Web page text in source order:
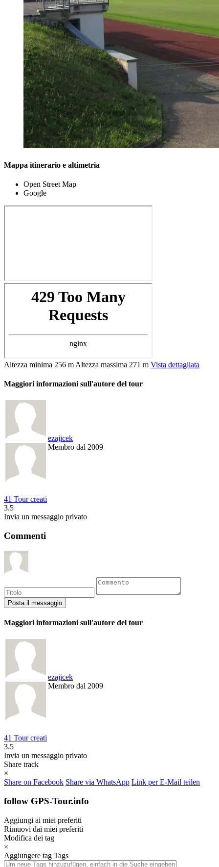
Mappa itinerario e altimetria
Open Street Map
Google
Altezza minima 256 m Altezza massima 271 m Vista dettagliata
Maggiori informazioni sull'autore del tour
ezajicek
Membro dal 2009
41 Tour creati
3.5
Invia un messaggio privato
Commenti
Maggiori informazioni sull'autore del tour
ezajicek
Membro dal 2009
41 Tour creati
3.5
Invia un messaggio privato
Share track
×
Share on Facebook Share via WhatsApp Link per E-Mail teilen
follow GPS-Tour.info
Aggiungi ai miei preferiti
Rimuovi dai miei preferiti
Modifica dei tag
×
Aggiungere tag Tags